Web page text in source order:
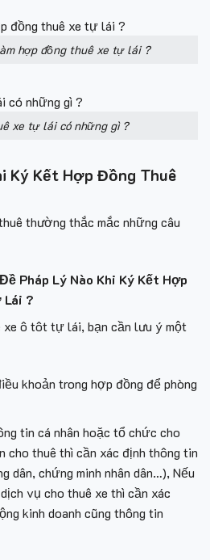
hợp đồng thuê xe tự lái ?
xe tự lái có những gì ?
Ký Kết Hợp Đồng Thuê
thường thắc mắc những câu
Pháp Lý Nào Khi Ký Kết Hợp
Lái ?
ô tôt tự lái, bạn cần lưu ý một
khoản trong hợp đồng để phòng
tin cá nhân hoặc tổ chức cho
cho thuê thì cần xác định thông tin
dân, chứng minh nhân dân…), Nếu
vụ cho thuê xe thì cần xác
kinh doanh cũng thông tin